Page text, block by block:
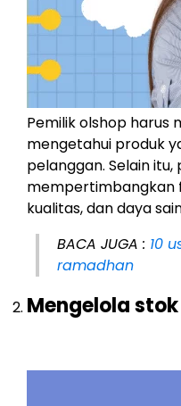
Pemilik olshop harus
mengetahui produk
pelanggan. Selain
kualitas, dan daya
BACA JUGA : 10
ramadhan
Mengelola